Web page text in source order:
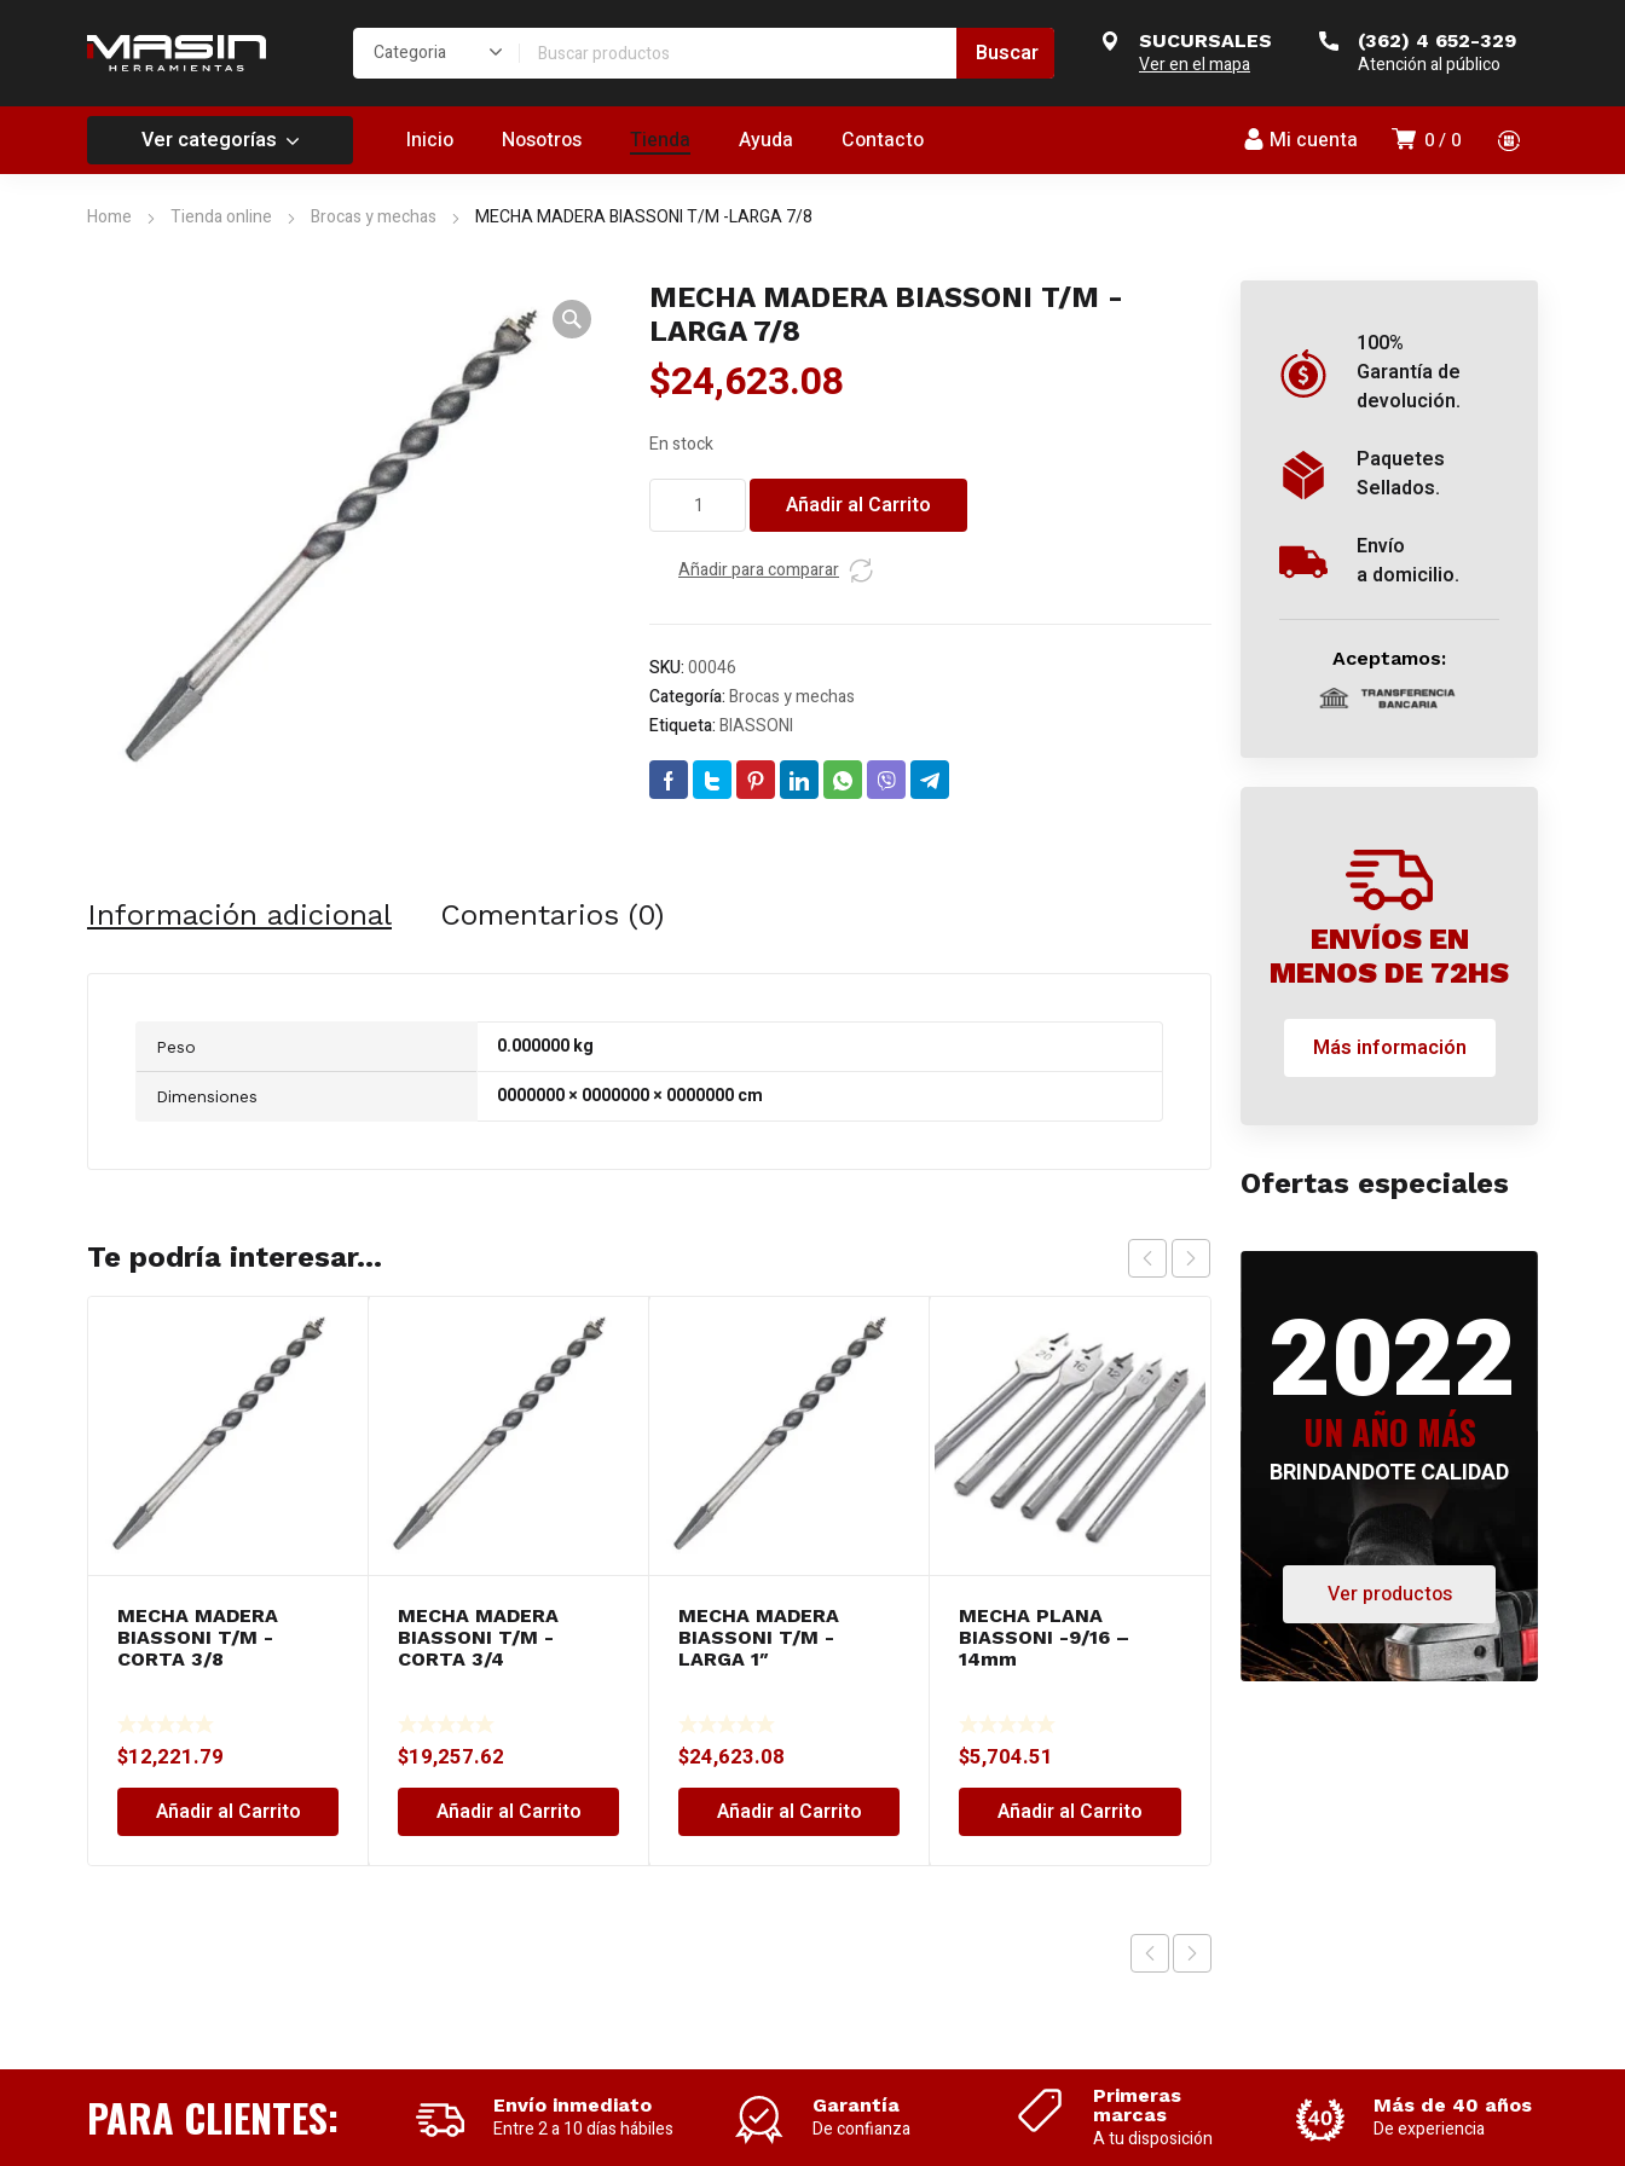
SUCURSALES
Ver en el mapa
(362) 4 652-329
Atención al público
0 0
Mi cuenta
Ver categorías Inicio Nosotros Tienda Ayuda Contacto
Home Tienda online Brocas y mechas MECHA MADERA BIASSONI T/M -LARGA 7/8
MECHA MADERA BIASSONI T/M -
LARGA 7/8
$24,623.08
En stock
MADERA
T/M
cantidad
Añadir al Carrito
Añadir para comparar
SKU:00046
Categoría:Brocas y mechas
Etiqueta:BIASSONI
Información adicional Comentarios (0)
Peso 0.000000 kg
Dimensiones 0000000 × 0000000 × 0000000 cm
Te podría interesar...
MECHA MADERA
BIASSONI T/M -
CORTA 3/8
$12,221.79
Añadir al Carrito
MECHA MADERA
BIASSONI T/M -
CORTA 3/4
$19,257.62
Añadir al Carrito
MECHA MADERA
BIASSONI T/M -
LARGA 1″
$24,623.08
Añadir al Carrito
MECHA PLANA
BIASSONI -9/16 –
14mm
$5,704.51
Añadir al Carrito
MECHA MADERA
BIASSONI T/M -
LARGA 1/4
100%
Garantía de
devolución.
Paquetes
Sellados.
Envío
a domicilio.
Aceptamos:
ENVÍOS EN
MENOS DE 72HS
Más información
Ofertas especiales
2022
UN AÑO MÁS
BRINDANDOTE CALIDAD
Ver productos
PARA CLIENTES: Envío inmediato
Entre 2 a 10 días hábiles
Garantía
De confianza
Primeras
marcas
A tu disposición
Más de 40 años
De experiencia